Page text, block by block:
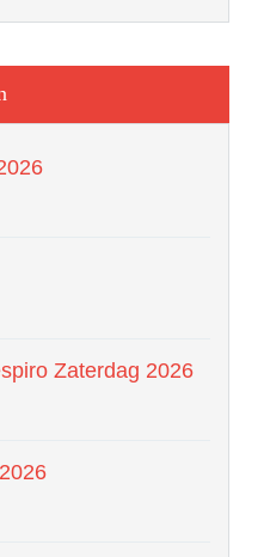
Zaterdag 2026